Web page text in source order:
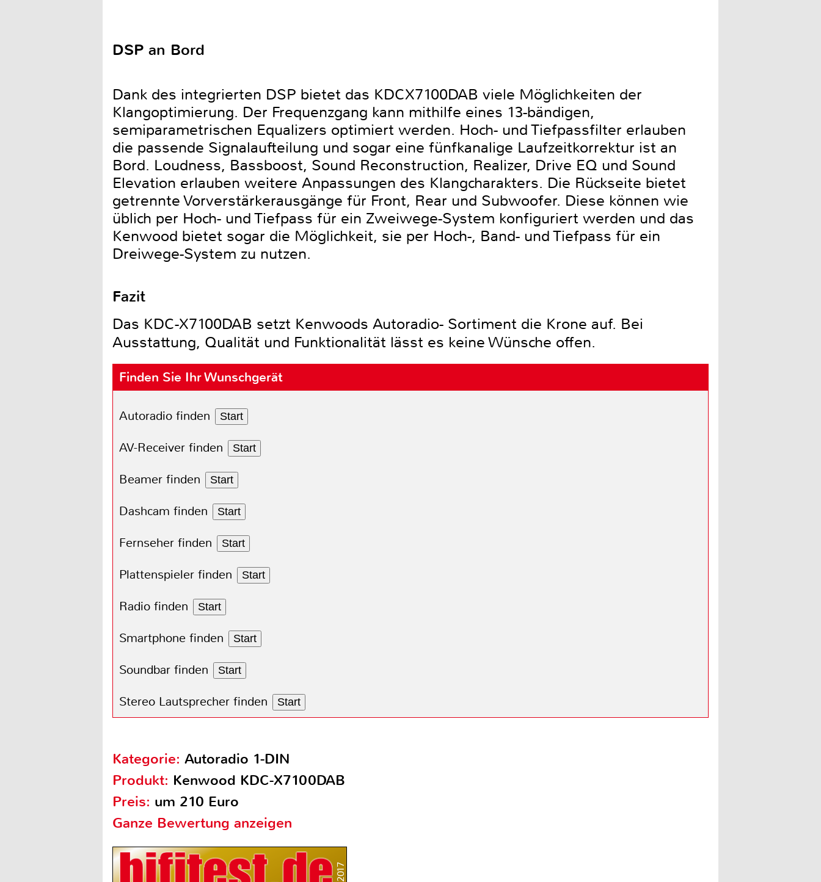
DSP an Bord
Dank des integrierten DSP bietet das KDCX7100DAB viele Möglichkeiten der
Klangoptimierung. Der Frequenzgang kann mithilfe eines 13-bändigen,
semiparametrischen Equalizers optimiert werden. Hoch- und Tiefpassfilter erlauben
die passende Signalaufteilung und sogar eine fünfkanalige Laufzeitkorrektur ist an
Bord. Loudness, Bassboost, Sound Reconstruction, Realizer, Drive EQ und Sound
Elevation erlauben weitere Anpassungen des Klangcharakters. Die Rückseite bietet
getrennte Vorverstärkerausgänge für Front, Rear und Subwoofer. Diese können wie
üblich per Hoch- und Tiefpass für ein Zweiwege-System konfiguriert werden und das
Kenwood bietet sogar die Möglichkeit, sie per Hoch-, Band- und Tiefpass für ein
Dreiwege-System zu nutzen.
Fazit
Das KDC-X7100DAB setzt Kenwoods Autoradio- Sortiment die Krone auf. Bei
Ausstattung, Qualität und Funktionalität lässt es keine Wünsche offen.
Finden Sie Ihr Wunschgerät
Autoradio finden Start
AV-Receiver finden Start
Beamer finden Start
Dashcam finden Start
Fernseher finden Start
Plattenspieler finden Start
Radio finden Start
Smartphone finden Start
Soundbar finden Start
Stereo Lautsprecher finden Start
Kategorie: Autoradio 1-DIN
Produkt: Kenwood KDC-X7100DAB
Preis: um 210 Euro
Ganze Bewertung anzeigen
4/2017